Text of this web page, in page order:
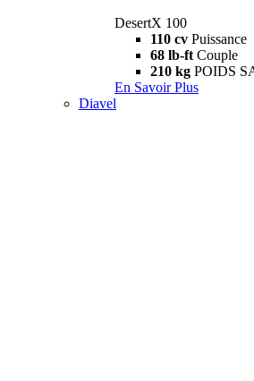
DesertX 100
110 cv Puissance
68 lb-ft Couple
210 kg POIDS
En Savoir Plus
Diavel